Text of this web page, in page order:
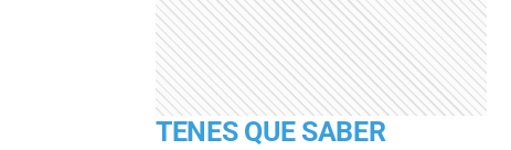
TENES QUE SABER